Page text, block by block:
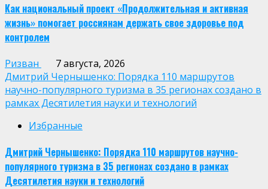
Как национальный проект «Продолжительная и активная
жизнь» помогает россиянам держать свое здоровье под
контролем
Ризван
7 августа, 2026
Дмитрий Чернышенко: Порядка 110 маршрутов
научно-популярного туризма в 35 регионах создано в
рамках Десятилетия науки и технологий
Избранные
Дмитрий Чернышенко: Порядка 110 маршрутов научно-
популярного туризма в 35 регионах создано в рамках
Десятилетия науки и технологий